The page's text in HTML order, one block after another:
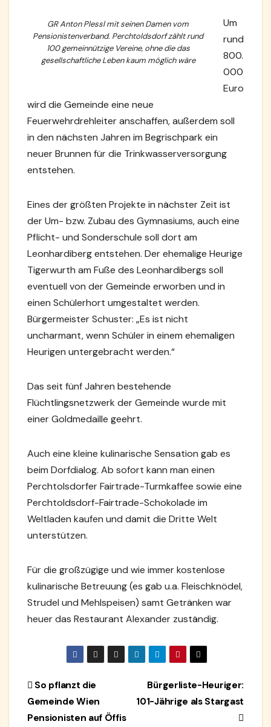
GR Anton Plessl mit seinen Damen vom
Pensionistenverband. Perchtoldsdorf zählt rund
100 gemeinnützige Vereine, ohne die das
gesellschaftliche Leben kaum möglich wäre
Um
rund
800.
000
Euro
wird die Gemeinde eine neue
Feuerwehrdrehleiter anschaffen, außerdem soll
in den nächsten Jahren im Begrischpark ein
neuer Brunnen für die Trinkwasserversorgung
entstehen.
Eines der größten Projekte in nächster Zeit ist
der Um- bzw. Zubau des Gymnasiums, auch eine
Pflicht- und Sonderschule soll dort am
Leonhardiberg entstehen. Der ehemalige Heurige
Tigerwurth am Fuße des Leonhardibergs soll
eventuell von der Gemeinde erworben und in
einen Schülerhort umgestaltet werden.
Bürgermeister Schuster: „Es ist nicht
uncharmant, wenn Schüler in einem ehemaligen
Heurigen untergebracht werden.“
Das seit fünf Jahren bestehende
Flüchtlingsnetzwerk der Gemeinde wurde mit
einer Goldmedaille geehrt.
Auch eine kleine kulinarische Sensation gab es
beim Dorfdialog. Ab sofort kann man einen
Perchtolsdorfer Fairtrade-Turmkaffee sowie eine
Perchtoldsdorf-Fairtrade-Schokolade im
Weltladen kaufen und damit die Dritte Welt
unterstützen.
Für die großzügige und wie immer kostenlose
kulinarische Betreuung (es gab u.a. Fleischknödel,
Strudel und Mehlspeisen) samt Getränken war
heuer das Restaurant Alexander zuständig.
BeitragsnavigationBürgerliste-Heuriger:
101-Jährige als Stargast
So pflanzt die
Gemeinde Wien
Pensionisten auf Öffis